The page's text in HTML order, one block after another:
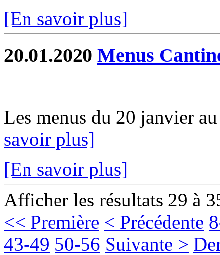
[En savoir plus]
20.01.2020 Menus
Les menus du 20 janvier
savoir plus]
[En savoir plus]
Afficher les résultats 29 à
<< Première < Précédente
43-49 50-56 Suivante >